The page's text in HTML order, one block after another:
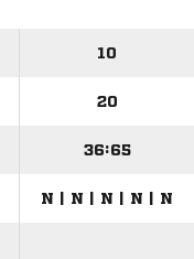
10
20
36:65
N | N | N | N | N